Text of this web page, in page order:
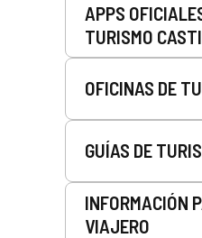
APPS
TURISMO
OFICINAS DE
GUÍAS DE
INFORMACIÓN
VIAJERO